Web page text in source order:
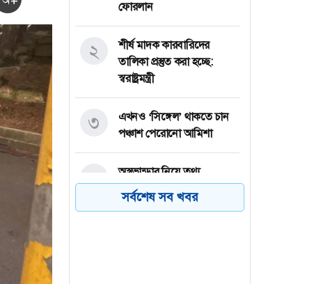
ফোরলান
শীর্ষ মাদক কারবারিদের
তালিকা প্রস্তুত করা হচ্ছে:
স্বরাষ্ট্রমন্ত্রী
২
এখনও ‘সিঙ্গেল’ থাকতে চান
পঞ্চাশ পেরোনো আমিশা
৩
অস্ত্রভান্ডার নিয়ে তথ্য
ফাঁসকারীদের কারাদণ্ডের
হুঁশিয়ারি ট্রাম্পের
৪
সর্বশেষ সব খবর